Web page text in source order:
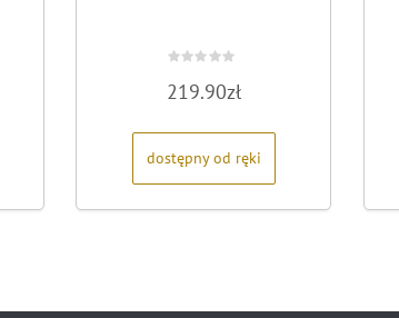
0
na
219.90zł
dostępny od ręki